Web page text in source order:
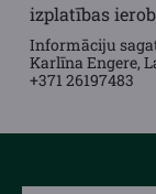
izplatības
Informāciju
Karlīna Engere,
+371 26197483